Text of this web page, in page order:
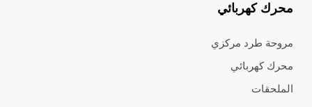
محرك كهربائي
مروحة طرد مركزي
محرك كهربائي
الملحقات